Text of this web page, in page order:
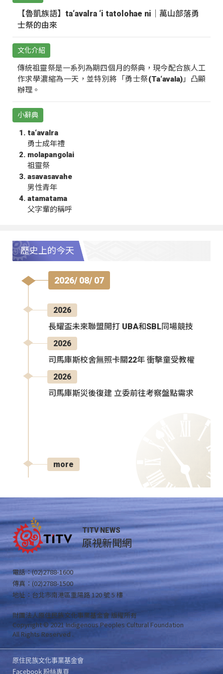
【魯凱族語】ta‘avalra ‘i tatolohae ni｜萬山部落勇
士祭的由來
文化介紹
傳統祖靈祭是一系列為期四個月的祭典，現今配合族人工
作求學濃縮為一天，並特別將「勇士祭(Ta‘avala)」凸顯
辦理。
小辭典
ta‘avalra
勇士成年禮
molapangolai
祖靈祭
asavasavahe
男性青年
atamatama
父字輩的稱呼
歷史上的今天
2026/ 08/ 07
2026
長耀盃未來聯盟開打 UBA和SBL同場競技
2026
司馬庫斯校舍無照卡關22年 衝擊童受教權
2026
司馬庫斯災後復建 立委前往考察盤點需求
more
TITV NEWS
原視新聞網
電話：(02)2788-1600
傳真：(02)2788-1500
地址：台北市南港區重陽路 120 號 5 樓
財團法人原住民族文化事業基金會 版權所有
Copyright © 2021 Indigenous Peoples Cultural Foundation
All Rights Reserved .
原住民族文化事業基金會
Facebook 粉絲專頁